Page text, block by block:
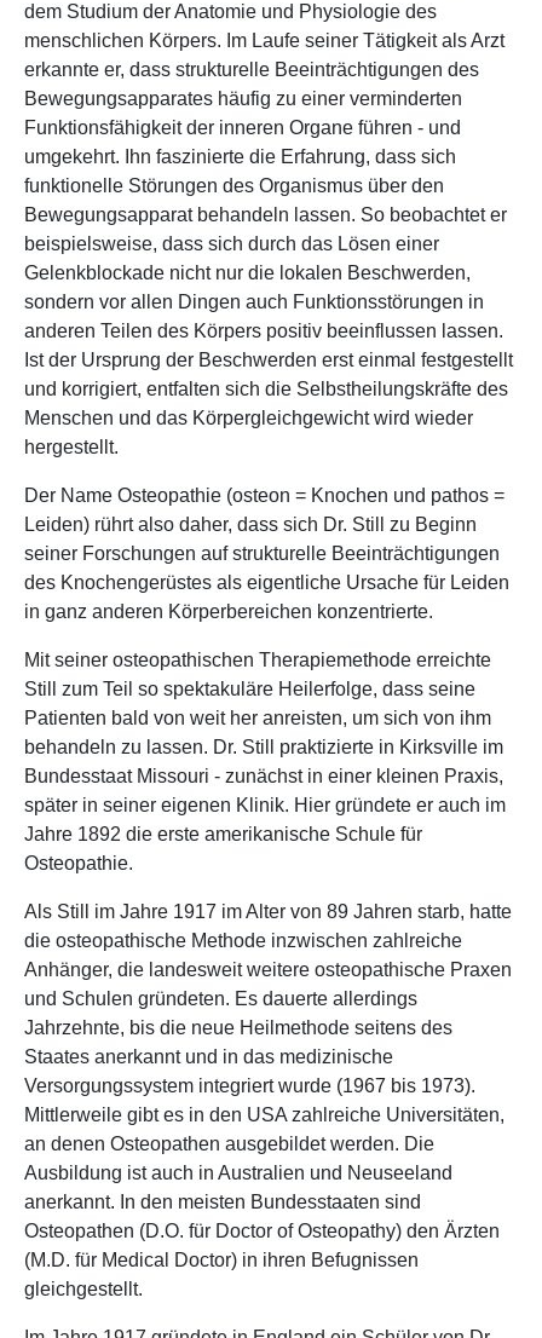
dem Studium der Anatomie und Physiologie des
menschlichen Körpers. Im Laufe seiner Tätigkeit als Arzt
erkannte er, dass strukturelle Beeinträchtigungen des
Bewegungsapparates häufig zu einer verminderten
Funktionsfähigkeit der inneren Organe führen - und
umgekehrt. Ihn faszinierte die Erfahrung, dass sich
funktionelle Störungen des Organismus über den
Bewegungsapparat behandeln lassen. So beobachtet er
beispielsweise, dass sich durch das Lösen einer
Gelenkblockade nicht nur die lokalen Beschwerden,
sondern vor allen Dingen auch Funktionsstörungen in
anderen Teilen des Körpers positiv beeinflussen lassen.
Ist der Ursprung der Beschwerden erst einmal festgestellt
und korrigiert, entfalten sich die Selbstheilungskräfte des
Menschen und das Körpergleichgewicht wird wieder
hergestellt.
Der Name Osteopathie (osteon = Knochen und pathos =
Leiden) rührt also daher, dass sich Dr. Still zu Beginn
seiner Forschungen auf strukturelle Beeinträchtigungen
des Knochengerüstes als eigentliche Ursache für Leiden
in ganz anderen Körperbereichen konzentrierte.
Mit seiner osteopathischen Therapiemethode erreichte
Still zum Teil so spektakuläre Heilerfolge, dass seine
Patienten bald von weit her anreisten, um sich von ihm
behandeln zu lassen. Dr. Still praktizierte in Kirksville im
Bundesstaat Missouri - zunächst in einer kleinen Praxis,
später in seiner eigenen Klinik. Hier gründete er auch im
Jahre 1892 die erste amerikanische Schule für
Osteopathie.
Als Still im Jahre 1917 im Alter von 89 Jahren starb, hatte
die osteopathische Methode inzwischen zahlreiche
Anhänger, die landesweit weitere osteopathische Praxen
und Schulen gründeten. Es dauerte allerdings
Jahrzehnte, bis die neue Heilmethode seitens des
Staates anerkannt und in das medizinische
Versorgungssystem integriert wurde (1967 bis 1973).
Mittlerweile gibt es in den USA zahlreiche Universitäten,
an denen Osteopathen ausgebildet werden. Die
Ausbildung ist auch in Australien und Neuseeland
anerkannt. In den meisten Bundesstaaten sind
Osteopathen (D.O. für Doctor of Osteopathy) den Ärzten
(M.D. für Medical Doctor) in ihren Befugnissen
gleichgestellt.